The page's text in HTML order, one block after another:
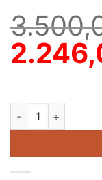
Prețul
a
fost:
Cantitate Pat
Alternative: